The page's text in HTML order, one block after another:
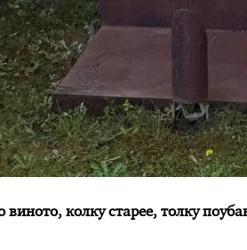
виното, колку старее, толку